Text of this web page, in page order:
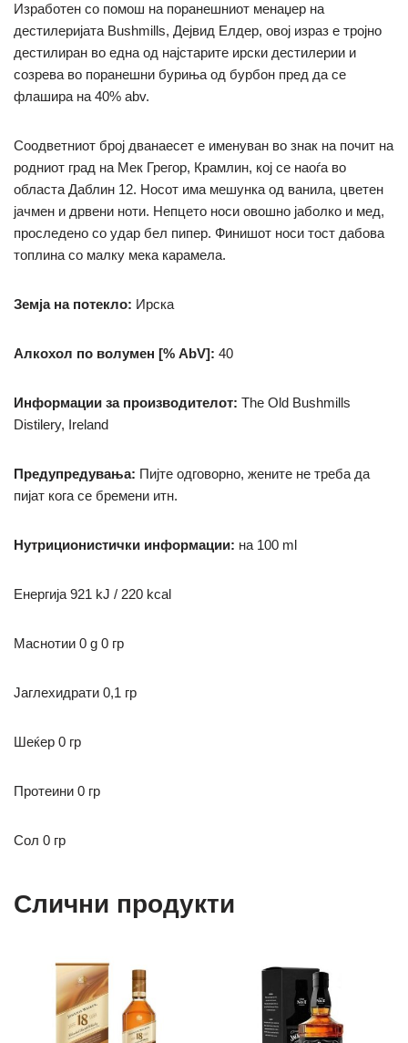
Изработен со помош на поранешниот менаџер на
дестилеријата Bushmills, Дејвид Елдер, овој израз е тројно
дестилиран во една од најстарите ирски дестилерии и
созрева во поранешни буриња од бурбон пред да се
флашира на 40% abv.
Соодветниот број дванаесет е именуван во знак на почит на
родниот град на Мек Грегор, Крамлин, кој се наоѓа во
областа Даблин 12. Носот има мешунка од ванила, цветен
јачмен и дрвени ноти. Непцето носи овошно јаболко и мед,
проследено со удар бел пипер. Финишот носи тост дабова
топлина со малку мека карамела.
Земја на потекло: Ирска
Алкохол по волумен [% AbV]: 40
Информации за производителот: The Old Bushmills
Distilery, Ireland
Предупредувања: Пијте одговорно, жените не треба да
пијат кога се бремени итн.
Нутриционистички информации: на 100 ml
Енергија 921 kJ / 220 kcal
Маснотии 0 g 0 гр
Јаглехидрати 0,1 гр
Шеќер 0 гр
Протеини 0 гр
Сол 0 гр
Слични продукти